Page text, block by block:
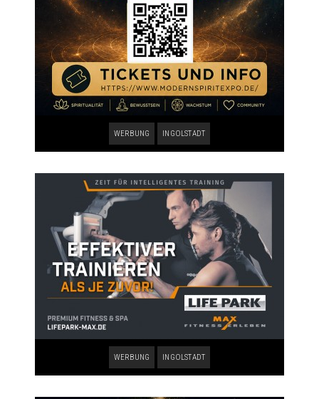
WERBUNG INGOLSTADT
WERBUNG INGOLSTADT